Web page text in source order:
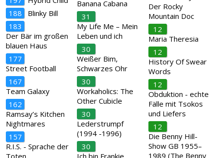
188
Blinky Bill
183
Der Bär im großen
blauen Haus
177
Street Football
167
Team Galaxy
162
Ramsay’s Kitchen
Nightmares
157
R.I.S. - Sprache der
Toten
Banana Cabana
31
My Life Me – Mein
Leben und ich
30
Weißer Bim,
Schwarzes Ohr
30
Workaholics: The
Other Cubicle
30
Lederstrumpf
(1994 -1996)
30
Ich bin Frankie
Der Rocky
Mountain Doc
12
Maria Theresia
12
History Of Swear
Words
12
Obduktion - echte
Fälle mit Tsokos
und Liefers
12
Die Benny Hill-
Show GB 1955–
1989 (The Benny